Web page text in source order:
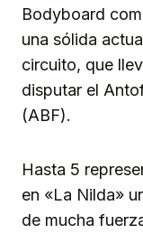
Bodyboard
una sólida
circuito, que
disputar el
(ABF).
Hasta 5
en «La Nilda»
de mucha